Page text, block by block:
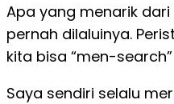
Apa yang menarik
pernah dilaluinya.
kita bisa “men-
Saya sendiri selalu